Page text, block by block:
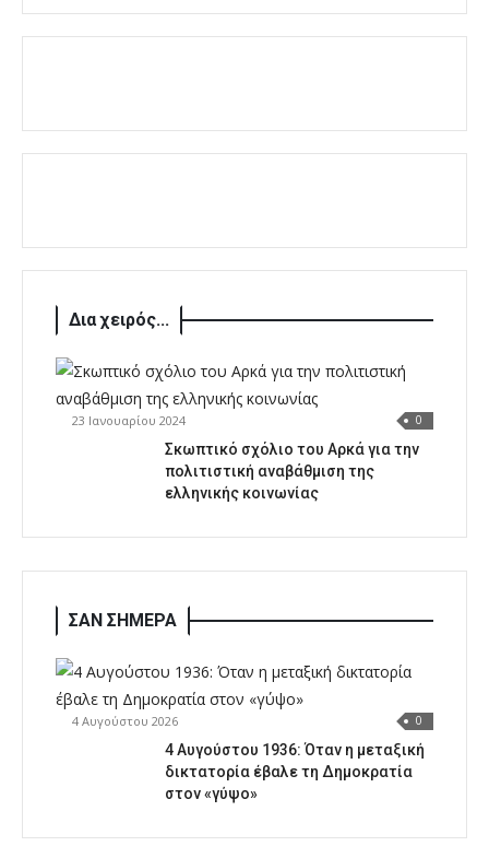
Δια χειρός...
23 Ιανουαρίου 2024 0
Σκωπτικό σχόλιο του Αρκά για την
πολιτιστική αναβάθμιση της
ελληνικής κοινωνίας
ΣΑΝ ΣΗΜΕΡΑ
4 Αυγούστου 2026 0
4 Αυγούστου 1936: Όταν η μεταξική
δικτατορία έβαλε τη Δημοκρατία
στον «γύψο»